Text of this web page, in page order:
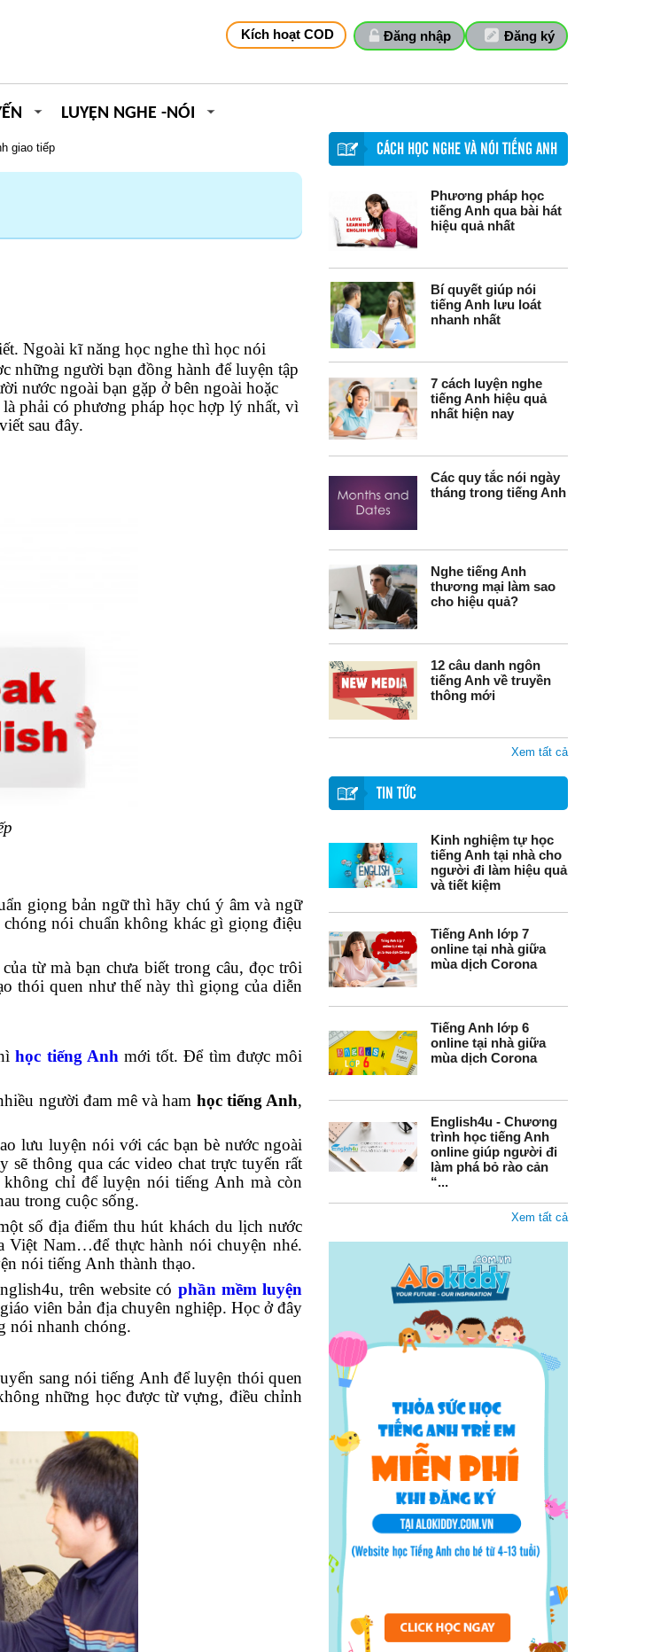
Đăng ký
Đăng nhập
Kích hoạt COD
LUYỆN NGHE -NÓI
CÁCH HỌC NGHE VÀ NÓI TIẾNG ANH
Phương pháp học
tiếng Anh qua bài hát
hiệu quả nhất
Bí quyết giúp nói
tiếng Anh lưu loát
nhanh nhất
7 cách luyện nghe
tiếng Anh hiệu quả
nhất hiện nay
Các quy tắc nói ngày
tháng trong tiếng Anh
Nghe tiếng Anh
thương mại làm sao
cho hiệu quả?
12 câu danh ngôn
tiếng Anh về truyền
thông mới
Xem tất cả
TIN TỨC
Kinh nghiệm tự học
tiếng Anh tại nhà cho
người đi làm hiệu quả
và tiết kiệm
Tiếng Anh lớp 7
online tại nhà giữa
mùa dịch Corona
Tiếng Anh lớp 6
online tại nhà giữa
mùa dịch Corona
English4u - Chương
trình học tiếng Anh
online giúp người đi
làm phá bỏ rào cản
“...
Xem tất cả
giao tiếp
Ngoài kĩ năng học nghe thì học nói
những người bạn đồng hành để luyện tập
nước ngoài bạn gặp ở bên ngoài hoặc
phải có phương pháp học hợp lý nhất, vì
sau đây.
giọng bản ngữ thì hãy chú ý âm và ngữ
nói chuẩn không khác gì giọng điệu
từ mà bạn chưa biết trong câu, đọc trôi
thói quen như thế này thì giọng của diễn
học tiếng Anh mới tốt. Để tìm được môi
người đam mê và ham học tiếng Anh,
luyện nói với các bạn bè nước ngoài
sẽ thông qua các video chat trực tuyến rất
chỉ để luyện nói tiếng Anh mà còn
trong cuộc sống.
địa điểm thu hút khách du lịch nước
Nam…để thực hành nói chuyện nhé.
nói tiếng Anh thành thạo.
trên website có phần mềm luyện
viên bản địa chuyên nghiệp. Học ở đây
nói nhanh chóng.
sang nói tiếng Anh để luyện thói quen
những học được từ vựng, điều chỉnh